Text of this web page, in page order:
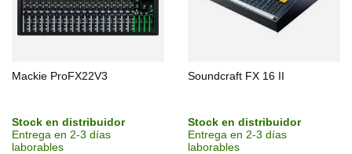
Mackie ProFX22V3
Stock en distribuidor
Entrega en 2-3 días
laborables
Soundcraft FX 16 II
Stock en distribuidor
Entrega en 2-3 días
laborables